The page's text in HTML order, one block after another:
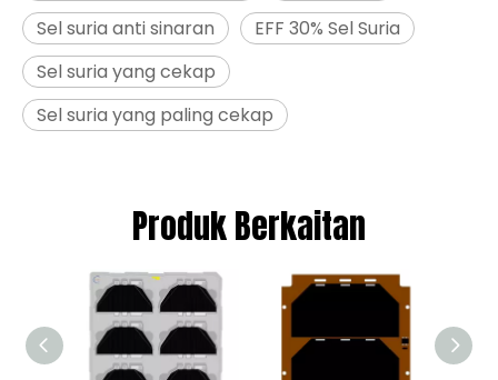
Sel suria anti sinaran
EFF 30% Sel Suria
Sel suria yang cekap
Sel suria yang paling cekap
Produk Berkaitan